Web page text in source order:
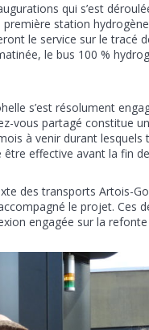
qui s’est
première station
le service sur le tracé
le bus 100 %
s’est résolument
vous partagé constitue
à venir durant
effective avant la fin de
des transports Artois-
le projet. Ces
engagée sur la